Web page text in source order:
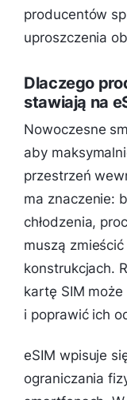
producentów
uproszczenia
Dlaczego
stawiają na
Nowoczesne
aby
przestrzeń
ma znaczenie:
chłodzenia,
muszą
konstrukcjach.
kartę SIM
i poprawić ich
eSIM wpisuje
ograniczania